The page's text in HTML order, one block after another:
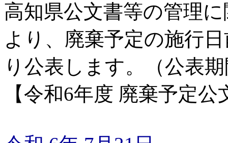
高知県公文書等の管理
より、廃棄予定の施行
り公表します。（公表
【令和6年度 廃棄予定